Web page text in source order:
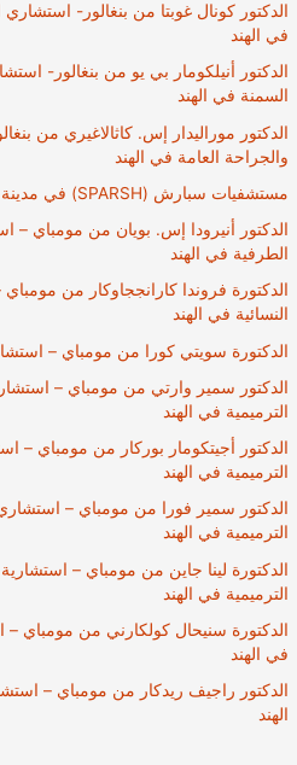
الدكتور كونال غوبتا من بنغالور-
في الهند
الدكتور أنيلكومار بي يو من بنغالور-
السمنة في الهند
الدكتور موراليدار إس. كاثالاغيري من
والجراحة العامة في الهند
مستشفيات سبارش (SPARSH) في مدينة بنجالور
الدكتور أنيرودا إس. بويان من مومباي –
الطرفية في الهند
الدكتورة فروندا كارانججاوكار من
النسائية في الهند
الدكتورة سويتي كورا من مومباي –
الدكتور سمير وارتي من مومباي –
الترميمية في الهند
الدكتور أجيتكومار بوركار من مومباي –
الترميمية في الهند
الدكتور سمير فورا من مومباي –
الترميمية في الهند
الدكتورة لينا جاين من مومباي –
الترميمية في الهند
الدكتورة سنيحال كولكارني من مومباي
في الهند
الدكتور راجيف ريدكار من مومباي –
الهند